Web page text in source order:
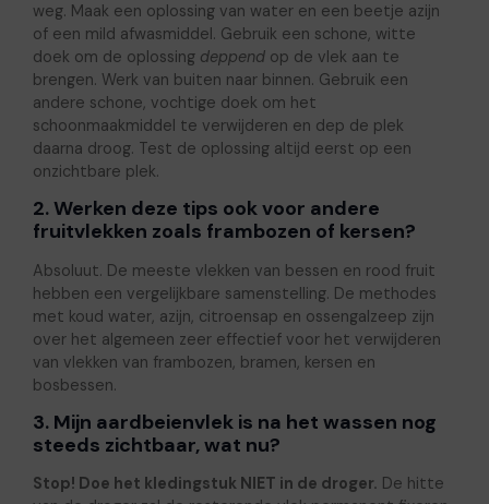
weg. Maak een oplossing van water en een beetje azijn
of een mild afwasmiddel. Gebruik een schone, witte
doek om de oplossing deppendop de vlek aan te
brengen. Werk van buiten naar binnen. Gebruik een
andere schone, vochtige doek om het
schoonmaakmiddel te verwijderen en dep de plek
daarna droog. Test de oplossing altijd eerst op een
onzichtbare plek.
2. Werken deze tips ook voor andere
fruitvlekken zoals frambozen of kersen?
Absoluut. De meeste vlekken van bessen en rood fruit
hebben een vergelijkbare samenstelling. De methodes
met koud water, azijn, citroensap en ossengalzeep zijn
over het algemeen zeer effectief voor het verwijderen
van vlekken van frambozen, bramen, kersen en
bosbessen.
3. Mijn aardbeienvlek is na het wassen nog
steeds zichtbaar, wat nu?
Stop! Doe het kledingstuk NIET in de droger. De hitte